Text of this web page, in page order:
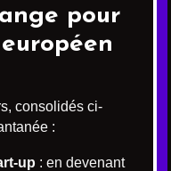
pour
européen
consolidés ci-
:
up : en devenant